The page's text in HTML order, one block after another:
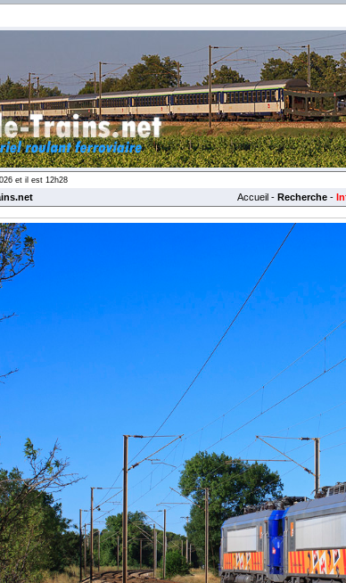
et il est 12h28
Accueil - Recherche -